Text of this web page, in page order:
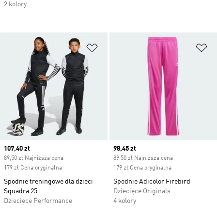
Dodaj do listy życzeń
Current price
107,40 zł
89,50 zł Najniższa cena
179 zł Cena oryginalna
Spodnie treningowe dla dzieci
Squadra 25
Dziecięce Performance
Current price
98,45 zł
89,50 zł Najniższa cena
179 zł Cena oryginalna
Spodnie Adicolor Firebird
Dziecięce Originals
4 kolory
2 kolory